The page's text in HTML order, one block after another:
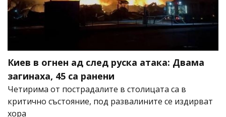
Киев в огнен ад след руска атака: Двама
загинаха, 45 са ранени
Четирима от пострадалите в столицата са в
критично състояние, под развалините се издирват
хора